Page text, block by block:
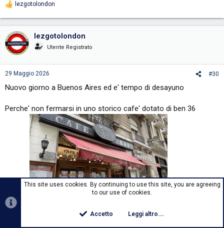
R
t
i
n
s
lezgotolondon
lezgotolondon
Utente Registrato
29 Maggio 2026 #30
Nuovo giorno a Buenos Aires ed e' tempo di desayuno
Perche' non fermarsi in uno storico cafe' dotato di ben 36
biliardi?This site uses cookies. By continuing to use this site, you are agreeing
to our use of cookies.
Accetto Leggi altro....